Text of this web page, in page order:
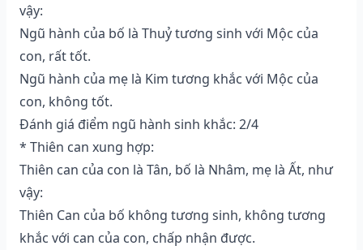
vậy:
Ngũ hành của bố là Thuỷ tương sinh với Mộc của
con, rất tốt.
Ngũ hành của mẹ là Kim tương khắc với Mộc của
con, không tốt.
Đánh giá điểm ngũ hành sinh khắc: 2/4
* Thiên can xung hợp:
Thiên can của con là Tân, bố là Nhâm, mẹ là Ất, như
vậy:
Thiên Can của bố không tương sinh, không tương
khắc với can của con, chấp nhận được.